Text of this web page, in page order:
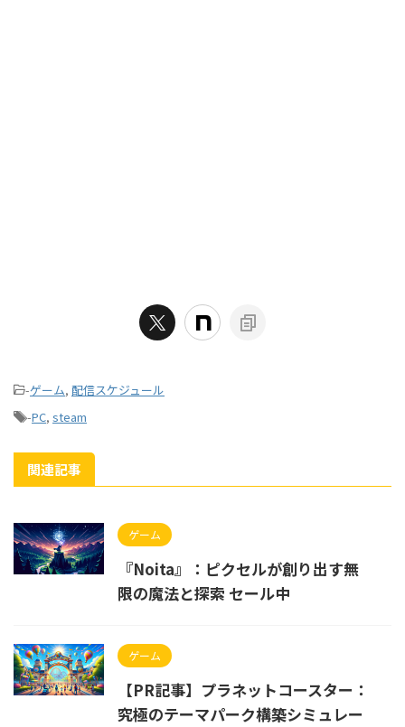
-ゲーム, 配信スケジュール
-PC, steam
関連記事
ゲーム
『Noita』：ピクセルが創り出す無
限の魔法と探索 セール中
ゲーム
【PR記事】プラネットコースター：
究極のテーマパーク構築シミュレー